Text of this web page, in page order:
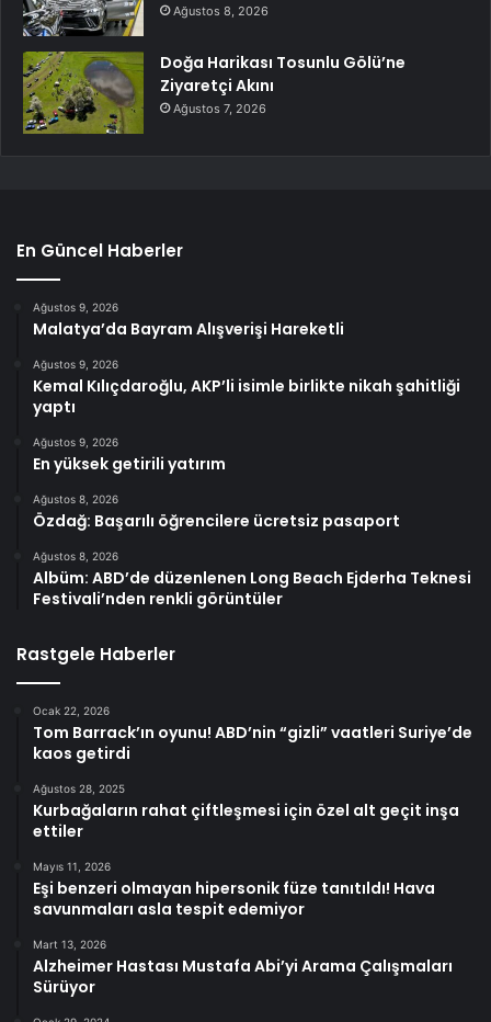
Ağustos 8, 2026
Doğa Harikası Tosunlu Gölü’ne
Ziyaretçi Akını
Ağustos 7, 2026
En Güncel Haberler
Ağustos 9, 2026
Malatya’da Bayram Alışverişi Hareketli
Ağustos 9, 2026
Kemal Kılıçdaroğlu, AKP’li isimle birlikte nikah şahitliği
yaptı
Ağustos 9, 2026
En yüksek getirili yatırım
Ağustos 8, 2026
Özdağ: Başarılı öğrencilere ücretsiz pasaport
Ağustos 8, 2026
Albüm: ABD’de düzenlenen Long Beach Ejderha Teknesi
Festivali’nden renkli görüntüler
Rastgele Haberler
Ocak 22, 2026
Tom Barrack’ın oyunu! ABD’nin “gizli” vaatleri Suriye’de
kaos getirdi
Ağustos 28, 2025
Kurbağaların rahat çiftleşmesi için özel alt geçit inşa
ettiler
Mayıs 11, 2026
Eşi benzeri olmayan hipersonik füze tanıtıldı! Hava
savunmaları asla tespit edemiyor
Mart 13, 2026
Alzheimer Hastası Mustafa Abi’yi Arama Çalışmaları
Sürüyor